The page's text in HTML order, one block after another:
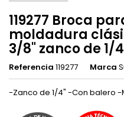
119277 Broca
moldadura
3/8" zanco de 1/
Referencia 119277 Marca
-Zanco de 1/4" -Con balero -